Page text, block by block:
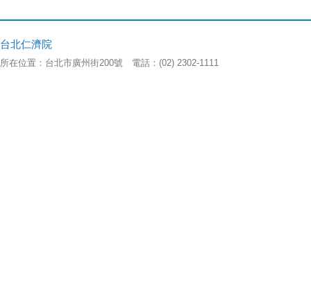
台北仁濟院
所在位置：台北市廣州街200號 電話：(02) 2302-1111